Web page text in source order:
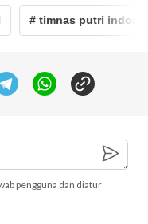
# timnas putri
pengguna dan diatur